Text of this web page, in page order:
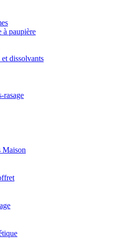
à paupière
dissolvants
rasage
Maison